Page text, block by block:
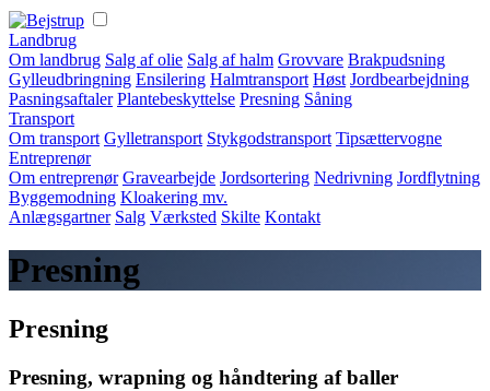
Landbrug
Om landbrug Salg af olie Salg af halm Grovvare Brakpudsning
Gylleudbringning Ensilering Halmtransport Høst Jordbearbejdning
Pasningsaftaler Plantebeskyttelse Presning Såning
Transport
Om transport Gylletransport Stykgodstransport Tipsættervogne
Entreprenør
Om entreprenør Gravearbejde Jordsortering Nedrivning Jordflytning
Byggemodning Kloakering mv.
Anlægsgartner Salg Værksted Skilte Kontakt
Presning
Presning
Presning, wrapning og håndtering af baller